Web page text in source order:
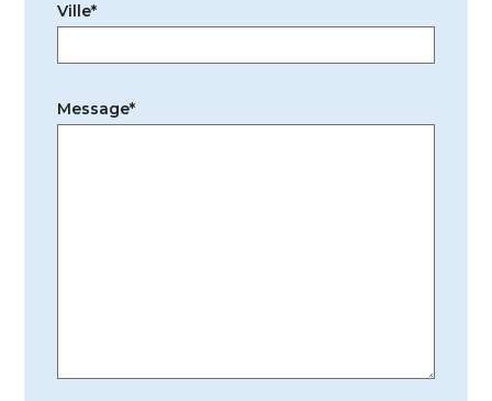
Ville*
Message*